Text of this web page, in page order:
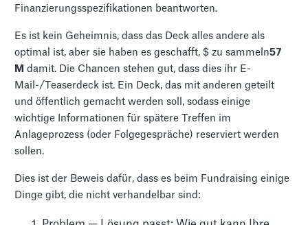
Finanzierungsspezifikationen beantworten.
Es ist kein Geheimnis, dass das Deck alles andere als
optimal ist, aber sie haben es geschafft, $ zu sammeln57
M damit. Die Chancen stehen gut, dass dies ihr E-
Mail-/Teaserdeck ist. Ein Deck, das mit anderen geteilt
und öffentlich gemacht werden soll, sodass einige
wichtige Informationen für spätere Treffen im
Anlageprozess (oder Folgegespräche) reserviert werden
sollen.
Dies ist der Beweis dafür, dass es beim Fundraising einige
Dinge gibt, die nicht verhandelbar sind: